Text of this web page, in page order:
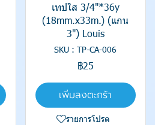
เทปใส 3/4"*36y
(18mm.x33m.) (แกน
3") Louis
SKU : TP-CA-006
฿25
เพิ่มลงตะกร้า
รายการโปรด